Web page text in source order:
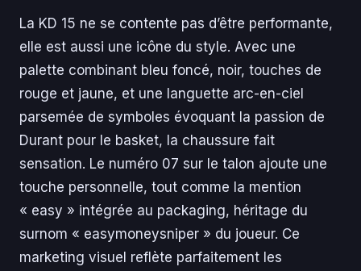
La KD 15 ne se contente pas d’être performante,
elle est aussi une icône du style. Avec une
palette combinant bleu foncé, noir, touches de
rouge et jaune, et une languette arc-en-ciel
parsemée de symboles évoquant la passion de
Durant pour le basket, la chaussure fait
sensation. Le numéro 07 sur le talon ajoute une
touche personnelle, tout comme la mention
« easy » intégrée au packaging, héritage du
surnom « easymoneysniper » du joueur. Ce
marketing visuel reflète parfaitement les